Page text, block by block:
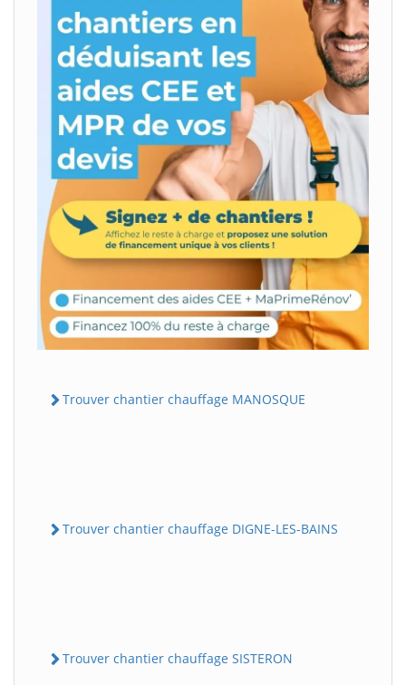
Trouver chantier chauffage MANOSQUE
Trouver chantier chauffage DIGNE-LES-BAINS
Trouver chantier chauffage SISTERON